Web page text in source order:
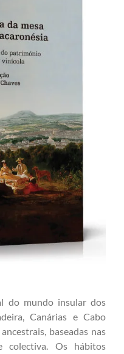
do mundo insular dos
Canárias e Cabo
baseadas nas
colectiva. Os hábitos